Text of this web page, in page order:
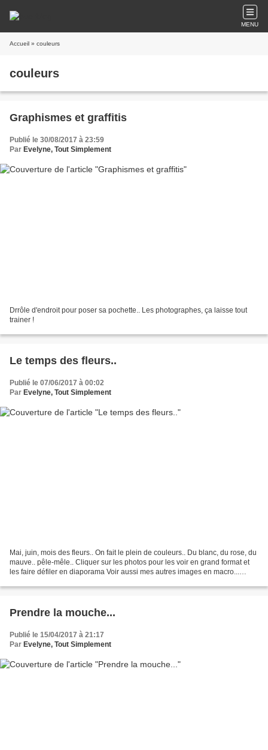
MENU
Accueil » couleurs
couleurs
Graphismes et graffitis
Publié le 30/08/2017 à 23:59
Par Evelyne, Tout Simplement
Drrôle d'endroit pour poser sa pochette.. Les photographes, ça laisse tout
trainer !
Le temps des fleurs..
Publié le 07/06/2017 à 00:02
Par Evelyne, Tout Simplement
Mai, juin, mois des fleurs.. On fait le plein de couleurs.. Du blanc, du rose, du
mauve.. pêle-mêle.. Cliquer sur les photos pour les voir en grand format et
les faire défiler en diaporama Voir aussi mes autres images en macro...
Prendre la mouche...
Publié le 15/04/2017 à 21:17
Par Evelyne, Tout Simplement